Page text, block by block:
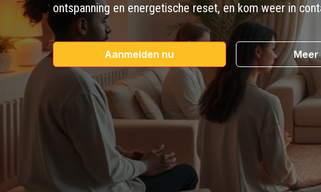
ontspanning en energetische reset, en kom weer in
Aanmelden nu Meer